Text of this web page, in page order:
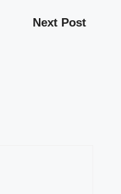
Next Post